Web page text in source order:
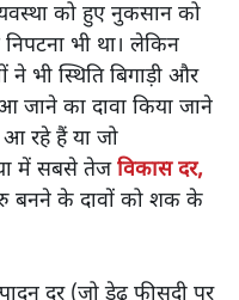
को हुए नुकसान को
भी था। लेकिन
भी स्थिति बिगाड़ी और
जाने का दावा किया जाने
रहे हैं या जो
में सबसे तेजविकास दर,
बनने के दावों को शक के